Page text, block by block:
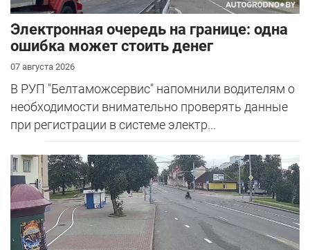
Электронная очередь на границе: одна
ошибка может стоить денег
07 августа 2026
В РУП "Белтаможсервис" напомнили водителям о
необходимости внимательно проверять данные
при регистрации в системе электр...